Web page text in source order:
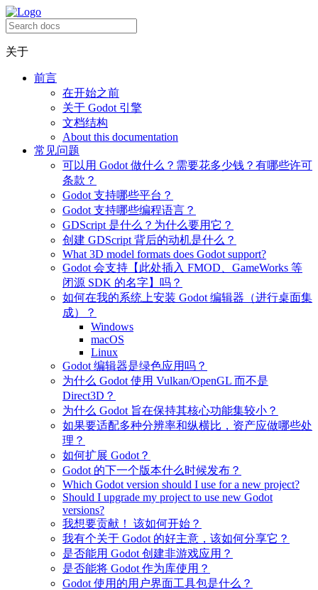
关于
前言
在开始之前
关于 Godot 引擎
文档结构
About this documentation
常见问题
可以用 Godot 做什么？需要花多少钱？有哪些许可
条款？
Godot 支持哪些平台？
Godot 支持哪些编程语言？
GDScript 是什么？为什么要用它？
创建 GDScript 背后的动机是什么？
What 3D model formats does Godot support?
Godot 会支持【此处插入 FMOD、GameWorks 等
闭源 SDK 的名字】吗？
如何在我的系统上安装 Godot 编辑器（进行桌面集
成）？
Windows
macOS
Linux
Godot 编辑器是绿色应用吗？
为什么 Godot 使用 Vulkan/OpenGL 而不是
Direct3D？
为什么 Godot 旨在保持其核心功能集较小？
如果要适配多种分辨率和纵横比，资产应做哪些处
理？
如何扩展 Godot？
Godot 的下一个版本什么时候发布？
Which Godot version should I use for a new project?
Should I upgrade my project to use new Godot
versions?
我想要贡献！ 该如何开始？
我有个关于 Godot 的好主意，该如何分享它？
是否能用 Godot 创建非游戏应用？
是否能将 Godot 作为库使用？
Godot 使用的用户界面工具包是什么？